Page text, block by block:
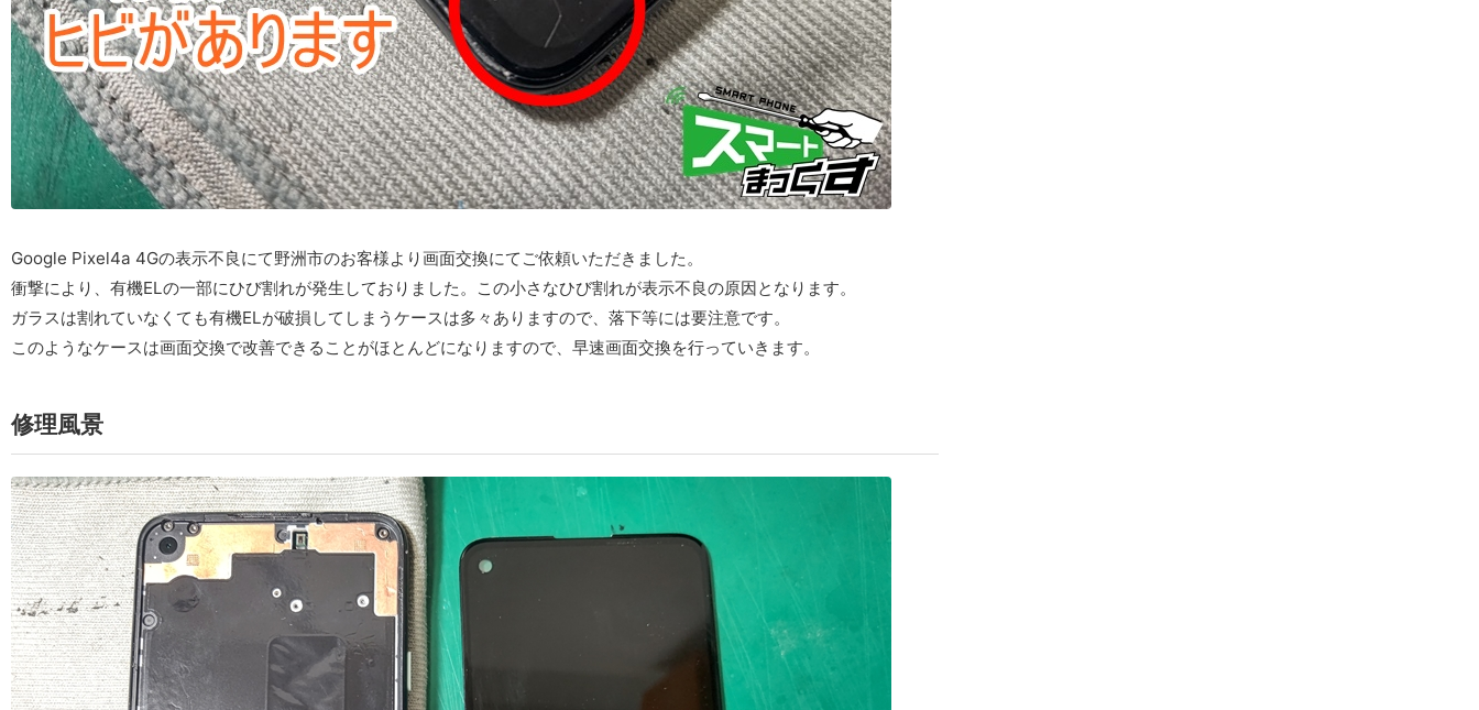
Google Pixel4a 4Gの表示不良にて野洲市のお客様より画面交換にてご依頼いただきました。
衝撃により、有機ELの一部にひび割れが発生しておりました。この小さなひび割れが表示不良の原因となります。
ガラスは割れていなくても有機ELが破損してしまうケースは多々ありますので、落下等には要注意です。
このようなケースは画面交換で改善できることがほとんどになりますので、早速画面交換を行っていきます。
修理風景